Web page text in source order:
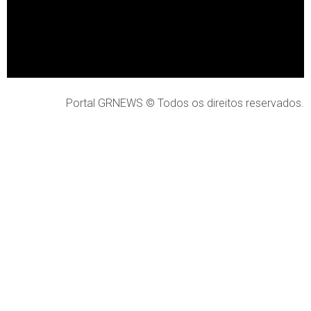
Portal GRNEWS © Todos os direitos reservados.